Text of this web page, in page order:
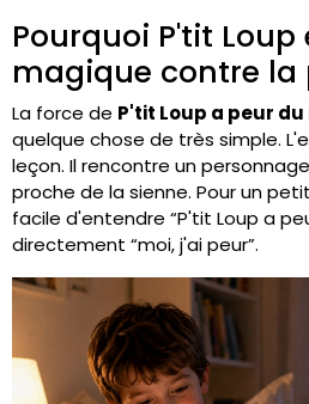
Pourquoi P'tit
magique contre la
La force de P'tit Loup a peur du
quelque chose de très simple.
leçon. Il rencontre un
proche de la sienne. Pour un
facile d'entendre “P'tit Loup a
directement “moi, j'ai peur”.